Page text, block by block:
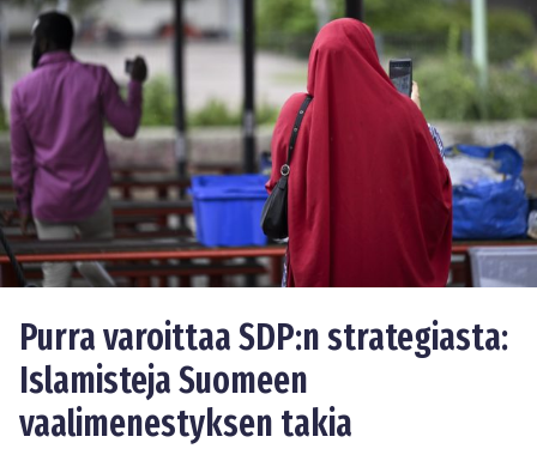
Purra varoittaa SDP:n strategiasta:
Islamisteja Suomeen
vaalimenestyksen takia